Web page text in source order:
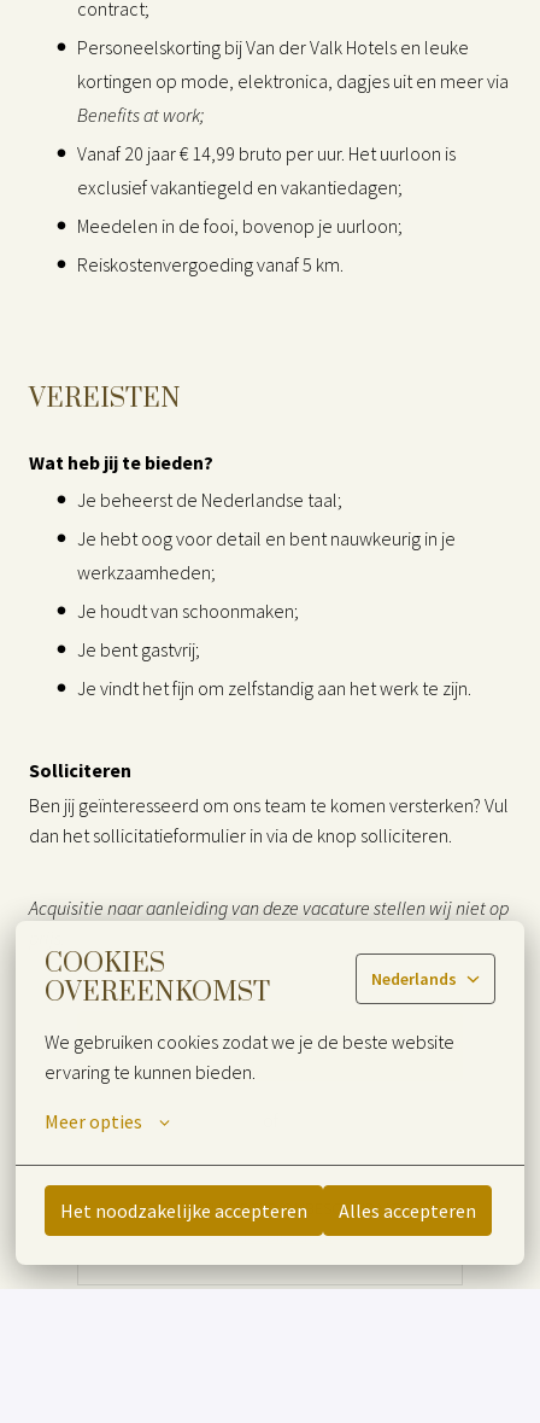
COOKIES
OVEREENKOMST
Nederlands
We gebruiken cookies zodat we je de beste website
ervaring te kunnen bieden.
Meer opties
Het noodzakelijke accepteren Alles accepteren
contract;
Personeelskorting bij Van der Valk Hotels en leuke
kortingen op mode, elektronica, dagjes uit en meer via
Benefits at work;
Vanaf 20 jaar € 14,99 bruto per uur. Het uurloon is
exclusief vakantiegeld en vakantiedagen;
Meedelen in de fooi, bovenop je uurloon;
Reiskostenvergoeding vanaf 5 km.
VEREISTEN
Wat heb jij te bieden?
Je beheerst de Nederlandse taal;
Je hebt oog voor detail en bent nauwkeurig in je
werkzaamheden;
Je houdt van schoonmaken;
Je bent gastvrij;
Je vindt het fijn om zelfstandig aan het werk te zijn.
Solliciteren
Ben jij geïnteresseerd om ons team te komen versterken? Vul
dan het sollicitatieformulier in via de knop solliciteren.
Acquisitie naar aanleiding van deze vacature stellen wij niet op
Solliciteren
APPLY WITH INDEEDONBESCHIKBAAR
Cookies bijwerken